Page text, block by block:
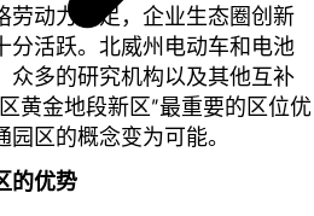
劳动力充足，企业生态圈创新
分活跃。北威州电动车和电池
众多的研究机构以及其他互补
黄金地段新区”最重要的区位优
区的概念变为可能。
的优势